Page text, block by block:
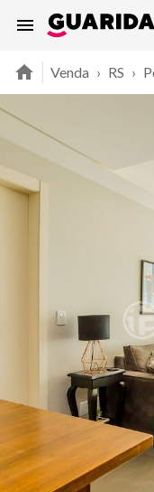
Venda › RS ›